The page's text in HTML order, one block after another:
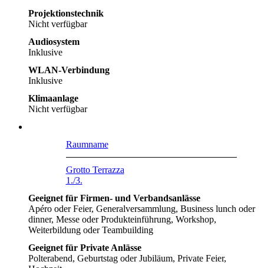
Projektionstechnik
Nicht verfügbar
Audiosystem
Inklusive
WLAN-Verbindung
Inklusive
Klimaanlage
Nicht verfügbar
Raumname
Grotto Terrazza
1./3.
Geeignet für Firmen- und Verbandsanlässe
Apéro oder Feier, Generalversammlung, Business lunch oder
dinner, Messe oder Produkteinführung, Workshop,
Weiterbildung oder Teambuilding
Geeignet für Private Anlässe
Polterabend, Geburtstag oder Jubiläum, Private Feier,